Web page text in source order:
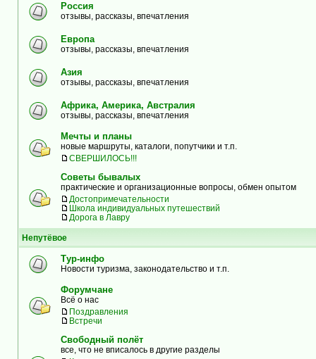
Россия
отзывы, рассказы, впечатления
Европа
отзывы, рассказы, впечатления
Азия
отзывы, рассказы, впечатления
Африка, Америка, Австралия
отзывы, рассказы, впечатления
Мечты и планы
новые маршруты, каталоги, попутчики и т.п.
СВЕРШИЛОСЬ!!!
Советы бывалых
практические и организационные вопросы, обмен опытом
Достопримечательности
Школа индивидуальных путешествий
Дорога в Лавру
Непутёвое
Тур-инфо
Новости туризма, законодательство и т.п.
Форумчане
Всё о нас
Поздравления
Встречи
Свободный полёт
все, что не вписалось в другие разделы